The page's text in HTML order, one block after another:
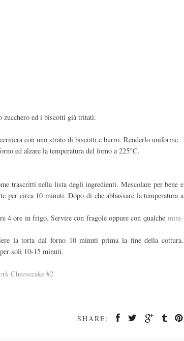
ed i biscotti già tritati.
con uno strato di biscotti e burro. Renderlo uniforme.
ed alzare la temperatura del forno a 225°C.
trascritti nella lista degli ingredienti. Mescolare per bene e
per circa 10 minuti. Dopo di che abbassare la temperatura a
4 ore in frigo. Servire con fragole oppure con qualche mini-
la torta dal forno 10 minuti prima la fine della cottura.
soli 10-15 minuti.
SHARE: